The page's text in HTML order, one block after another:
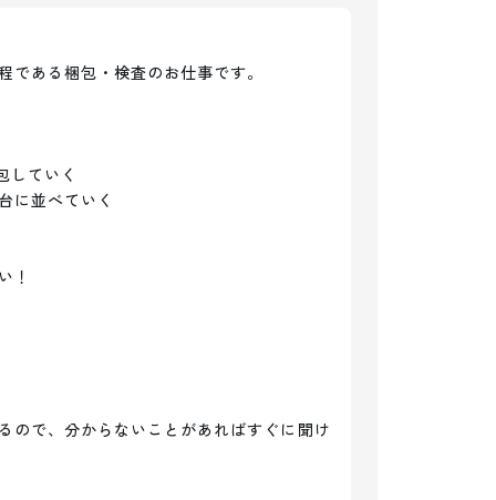
ある梱包・検査のお仕事です。
していく
に並べていく
！
ので、分からないことがあればすぐに聞け